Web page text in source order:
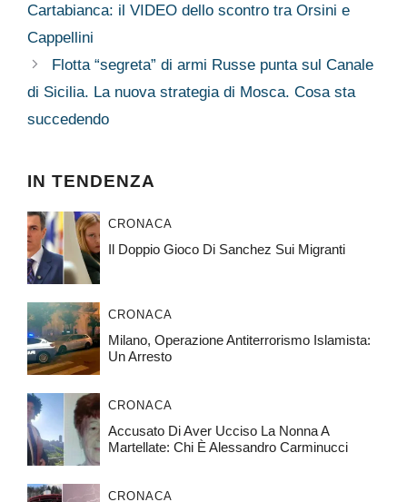
Cartabianca: il VIDEO dello scontro tra Orsini e
Cappellini
Flotta “segreta” di armi Russe punta sul Canale
di Sicilia. La nuova strategia di Mosca. Cosa sta
succedendo
IN TENDENZA
CRONACA
Il Doppio Gioco Di Sanchez Sui Migranti
CRONACA
Milano, Operazione Antiterrorismo Islamista:
Un Arresto
CRONACA
Accusato Di Aver Ucciso La Nonna A
Martellate: Chi È Alessandro Carminucci
CRONACA